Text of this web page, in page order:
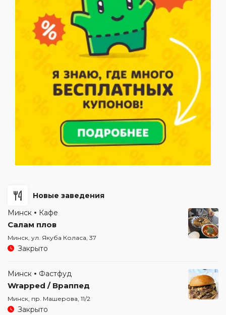
Новые заведения
Минск
Кафе
Салам плов
Минск, ул. Якуба Коласа, 37
Закрыто
Минск Фастфуд
Wrapped / Враппед
Минск, пр. Машерова, 11/2
Закрыто